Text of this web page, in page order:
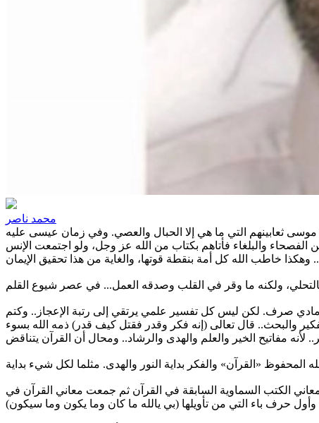
محمد ناصر
ثعابينهم التي ما هي إلا الحبال والعصي. وفي زمان عيسى عليه
والبلغاء فأتاهم بكتاب من الله عز وجل، ولو اجتمعت الإنس
مادي صرف. لكن ليس كل تفسير علمي يرتقي إلى رتبة الإعجاز.. وكتم
والبحث.. قال تعالى (إنه فكر وقدر فقتل كيف قدر) ذمه الله بسوء
معاني الكتب السماوية السابقة في القرآن ثم جمعت معاني القرآن في